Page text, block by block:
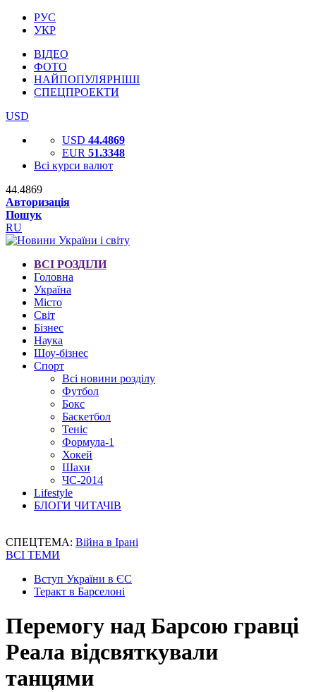
РУС
УКР
ВІДЕО
ФОТО
НАЙПОПУЛЯРНІШІ
СПЕЦПРОЕКТИ
USD
USD 44.4869
EUR 51.3348
Всі курси валют
44.4869
Авторизація
Пошук
RU
ВСІ РОЗДІЛИ
Головна
Україна
Місто
Світ
Бізнес
Наука
Шоу-бізнес
Спорт
Всі новини розділу
Футбол
Бокс
Баскетбол
Теніс
Формула-1
Хокей
Шахи
ЧС-2014
Lifestyle
БЛОГИ ЧИТАЧІВ
СПЕЦТЕМА: Війна в Ірані
ВСІ ТЕМИ
Вступ України в ЄС
Теракт в Барселоні
Перемогу над Барсою гравці
Реала відсвяткували
танцями